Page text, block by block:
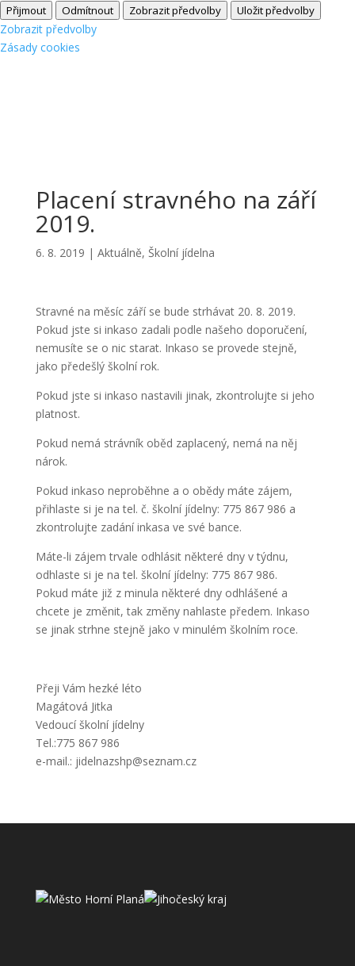
Přijmout Odmítnout Zobrazit předvolby Uložit předvolby
Zobrazit předvolby
Zásady cookies
Placení stravného na září
2019.
6. 8. 2019 | Aktuálně, Školní jídelna
Stravné na měsíc září se bude strhávat 20. 8. 2019.
Pokud jste si inkaso zadali podle našeho doporučení,
nemusíte se o nic starat. Inkaso se provede stejně,
jako předešlý školní rok.
Pokud jste si inkaso nastavili jinak, zkontrolujte si jeho
platnost.
Pokud nemá strávník oběd zaplacený, nemá na něj
nárok.
Pokud inkaso neproběhne a o obědy máte zájem,
přihlaste si je na tel. č. školní jídelny: 775 867 986 a
zkontrolujte zadání inkasa ve své bance.
Máte-li zájem trvale odhlásit některé dny v týdnu,
odhlaste si je na tel. školní jídelny: 775 867 986.
Pokud máte již z minula některé dny odhlášené a
chcete je změnit, tak změny nahlaste předem. Inkaso
se jinak strhne stejně jako v minulém školním roce.
Přeji Vám hezké léto
Magátová Jitka
Vedoucí školní jídelny
Tel.:775 867 986
e-mail.: jidelnazshp@seznam.cz